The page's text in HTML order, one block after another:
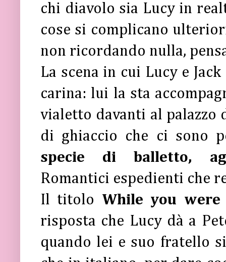
chi diavolo sia Lucy in
cose si complicano
non ricordando nulla,
La scena in cui Lucy e
carina: lui la sta
vialetto davanti al palazzo
di ghiaccio che ci sono
specie di balletto,
Romantici espedienti che
Il titolo While you were
risposta che Lucy dà a
quando lei e suo fratello